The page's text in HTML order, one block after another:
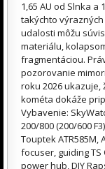
1,65 AU od Slnka a
takýchto
udalosti môžu
materiálu,
fragmentáciou.
pozorovanie
roku 2026
kométa dokáže
Vybavenie:
200/800 (200/600
Touptek ATR585M,
focuser, guiding TS
power hub, DIY